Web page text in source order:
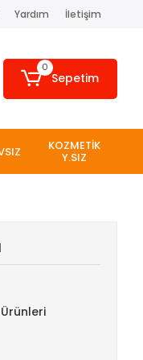
Yardım İletişim
0
Sepetim
KOZMETİK
Y.SIZ